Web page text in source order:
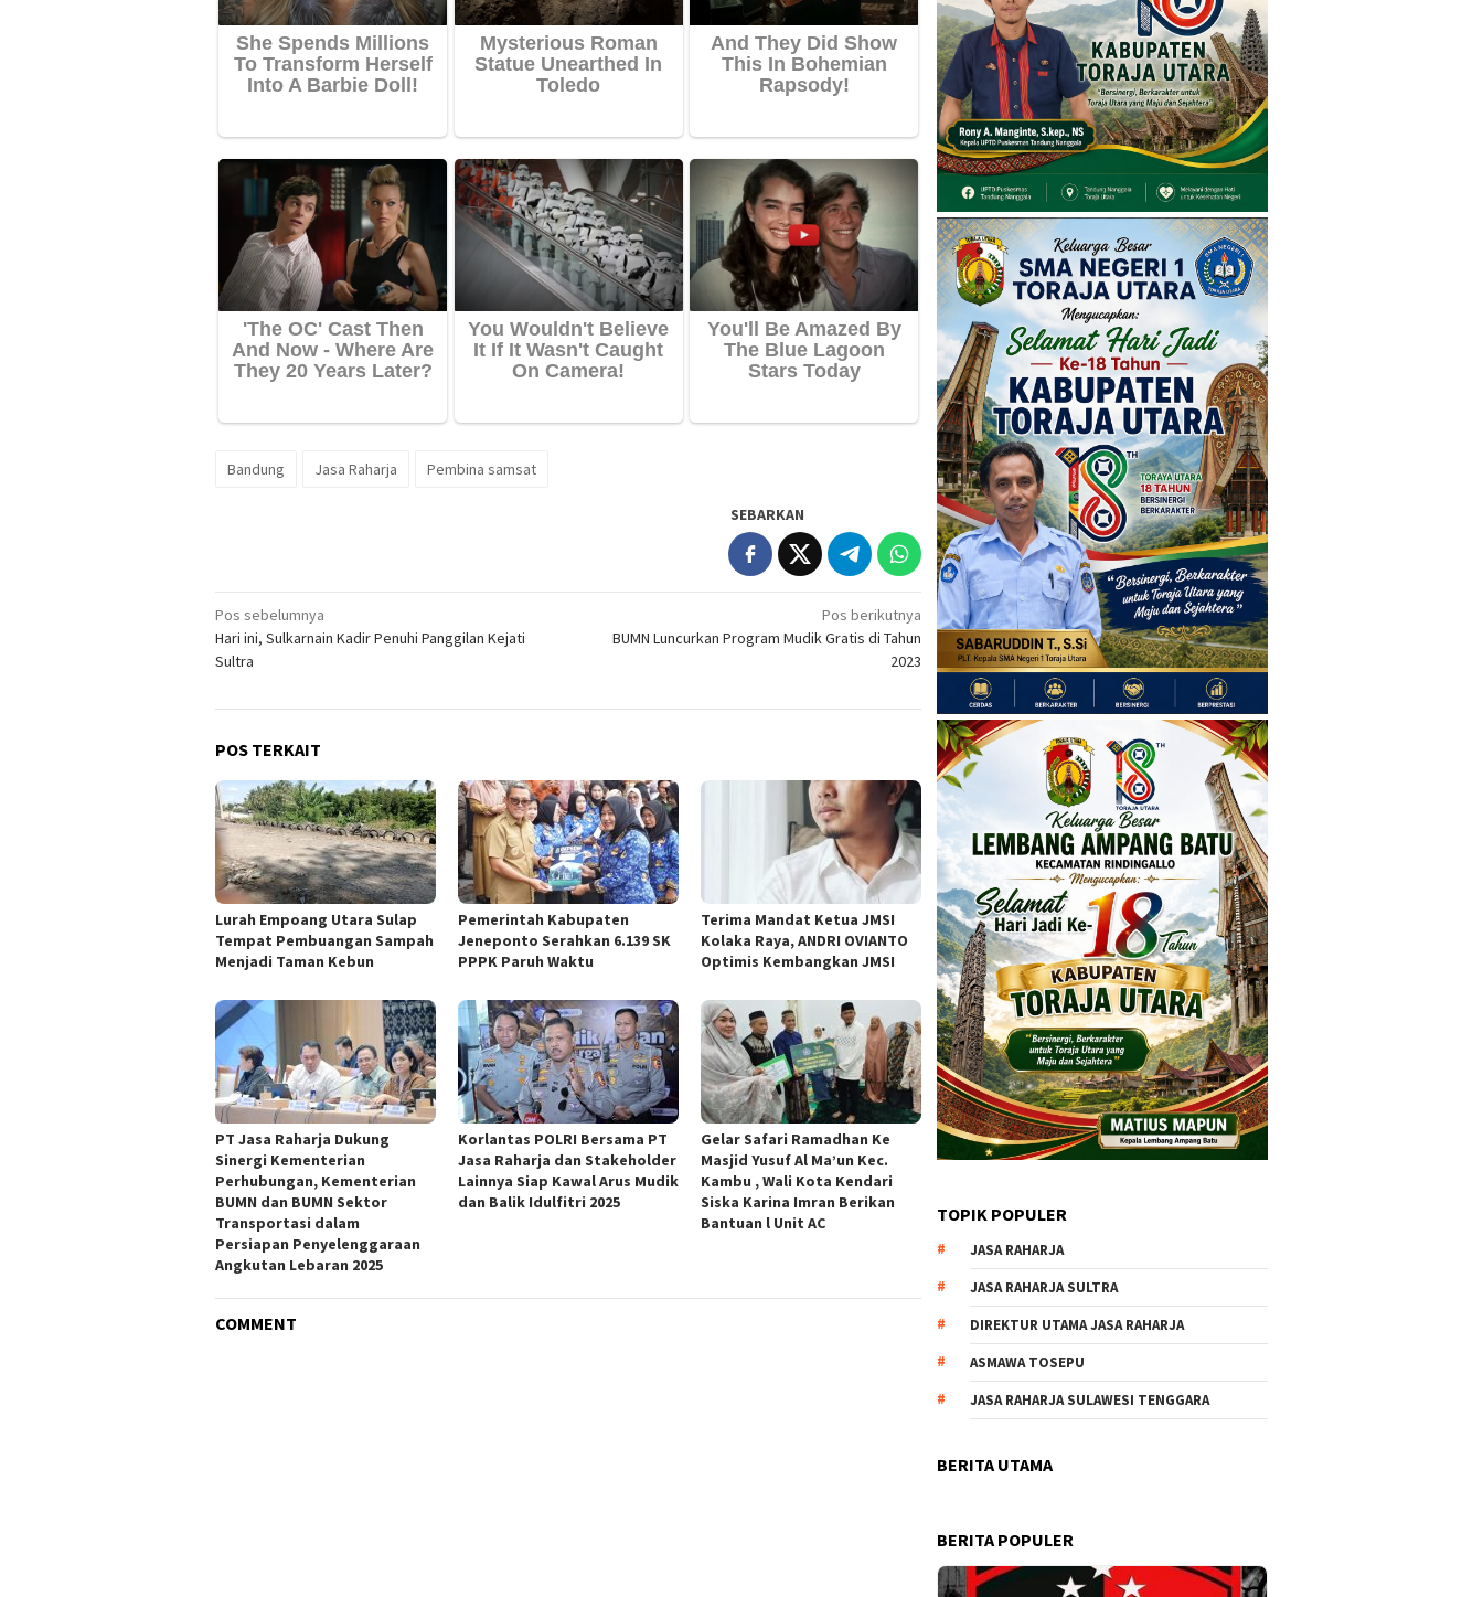
Bandung Jasa Raharja Pembina samsat
SEBARKAN
Navigasi
pos
Pos sebelumnya
Hari ini, Sulkarnain Kadir Penuhi Panggilan Kejati
Sultra
Pos berikutnya
BUMN Luncurkan Program Mudik Gratis di Tahun
2023
POS TERKAIT
Lurah Empoang Utara Sulap
Tempat Pembuangan Sampah
Menjadi Taman Kebun
Pemerintah Kabupaten
Jeneponto Serahkan 6.139 SK
PPPK Paruh Waktu
Terima Mandat Ketua JMSI
Kolaka Raya, ANDRI OVIANTO
Optimis Kembangkan JMSI
PT Jasa Raharja Dukung
Sinergi Kementerian
Perhubungan, Kementerian
BUMN dan BUMN Sektor
Transportasi dalam
Persiapan Penyelenggaraan
Angkutan Lebaran 2025
Korlantas POLRI Bersama PT
Jasa Raharja dan Stakeholder
Lainnya Siap Kawal Arus Mudik
dan Balik Idulfitri 2025
Gelar Safari Ramadhan Ke
Masjid Yusuf Al Ma’un Kec.
Kambu , Wali Kota Kendari
Siska Karina Imran Berikan
Bantuan l Unit AC
COMMENT
TOPIK POPULER
JASA RAHARJA
JASA RAHARJA SULTRA
DIREKTUR UTAMA JASA RAHARJA
ASMAWA TOSEPU
JASA RAHARJA SULAWESI TENGGARA
BERITA UTAMA
BERITA POPULER